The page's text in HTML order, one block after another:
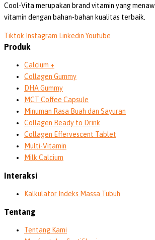
Cool-Vita merupakan brand vitamin yang
vitamin dengan bahan-bahan kualitas terbaik.
Tiktok Instagram Linkedin Youtube
Produk
Calcium +
Collagen Gummy
DHA Gummy
MCT Coffee Capsule
Minuman Rasa Buah dan Sayuran
Collagen Ready to Drink
Collagen Effervescent Tablet
Multi-Vitamin
Milk Calcium
Interaksi
Kalkulator Indeks Massa Tubuh
Tentang
Tentang Kami